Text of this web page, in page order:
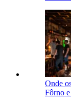
Onde
Fôrno